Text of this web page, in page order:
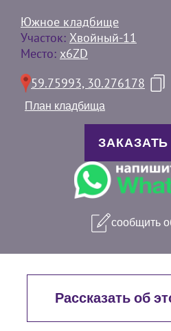
Южное кладбище
Участок: Хвойный-11
Место: x6ZD
59.75993, 30.276178
План кладбища
сообщить
Рассказать об